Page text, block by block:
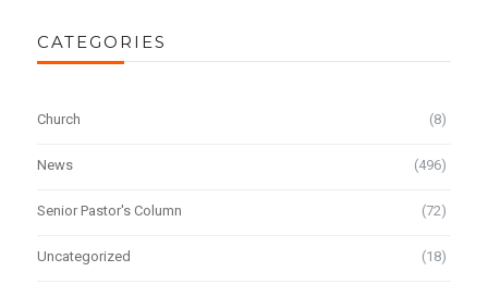
CATEGORIES
Church (8)
News (496)
Senior Pastor's Column (72)
Uncategorized (18)